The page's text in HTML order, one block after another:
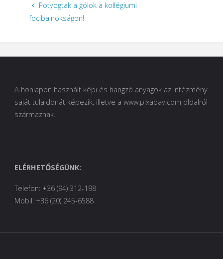
Potyogtak a gólok a kollégiumi
focibajnokságon!
A honlapon használt képi és hangzó anyagok az intézmény
saját tulajdonát képezik, illetve a www.pixabay.com oldalról
származnak.
ELÉRHETŐSÉGÜNK:
Telefon: +36 (94) 312-198
Mobil: +36 (20) 245-6588